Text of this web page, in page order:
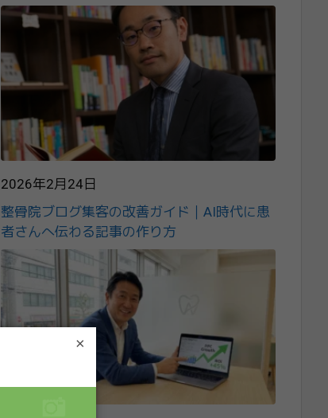
2026年2月24日
整骨院ブログ集客の改善ガイド｜AI時代に患
者さんへ伝わる記事の作り方
×